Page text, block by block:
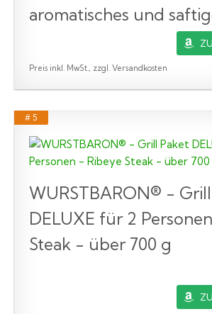
aromatisches und
Preis inkl. MwSt., zzgl. Versandkosten
# 5
WURSTBARON® -
DELUXE für 2
Steak - über 700 g